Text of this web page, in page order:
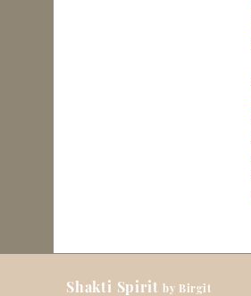
Shakti Spiritby Birgit